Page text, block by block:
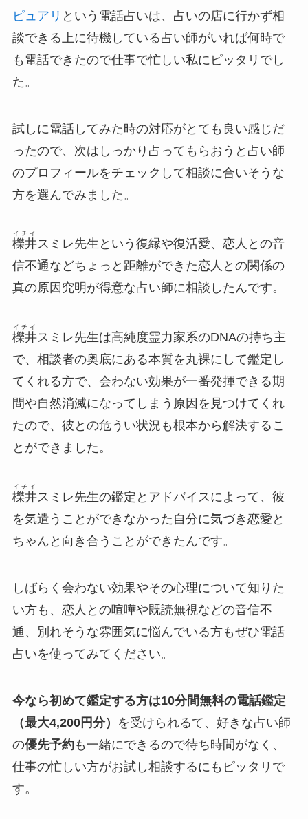
ピュアリ という電話占いは、占いの店に行かず相
談できる上に待機している占い師がいれば何時で
も電話できたので仕事で忙しい私にピッタリでし
た。
試しに電話してみた時の対応がとても良い感じだ
ったので、次はしっかり占ってもらおうと占い師
のプロフィールをチェックして相談に合いそうな
方を選んでみました。
櫟井
イチイ
スミレ先生という復縁や復活愛、恋人との音
信不通などちょっと距離ができた恋人との関係の
真の原因究明が得意な占い師に相談したんです。
櫟井
イチイ
スミレ先生は高純度霊力家系のDNAの持ち主
で、相談者の奥底にある本質を丸裸にして鑑定し
てくれる方で、会わない効果が一番発揮できる期
間や自然消滅になってしまう原因を見つけてくれ
たので、彼との危うい状況も根本から解決するこ
とができました。
櫟井
イチイ
スミレ先生の鑑定とアドバイスによって、彼
を気遣うことができなかった自分に気づき恋愛と
ちゃんと向き合うことができたんです。
しばらく会わない効果やその心理について知りた
い方も、恋人との喧嘩や既読無視などの音信不
通、別れそうな雰囲気に悩んでいる方もぜひ電話
占いを使ってみてください。
今なら初めて鑑定する方は10分間無料の電話鑑定
（最大4,200円分）
を受けられるて、好きな占い師
の優先予約も一緒にできるので待ち時間がなく、
仕事の忙しい方がお試し相談するにもピッタリで
す。